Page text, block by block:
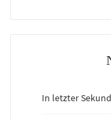
In letzter